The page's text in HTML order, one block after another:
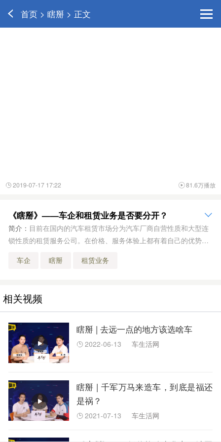
首页 > 瞎掰 > 正文
 81.6万播放
 2019-07-17 17:22
《瞎掰》——车企和租赁业务是否要分开？ 
简介： 目前在国内的汽车租赁市场分为汽车厂商自营性质和大型连
锁性质的租赁服务公司。在价格、服务体验上都有着自己的优势，
售上呢？
车企 瞎掰 租赁业务
相关视频
瞎掰 | 去远一点的地方该选啥车
 2022-06-13 车生活网
瞎掰 | 千军万马来造车，到底是福还
是祸？
 2021-07-13 车生活网